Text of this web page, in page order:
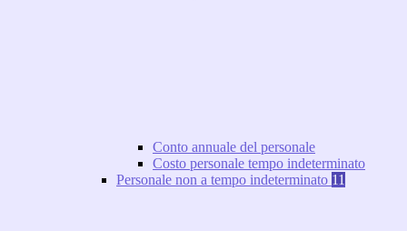
Conto annuale del personale
Costo personale tempo indeterminato
Personale non a tempo indeterminato 11